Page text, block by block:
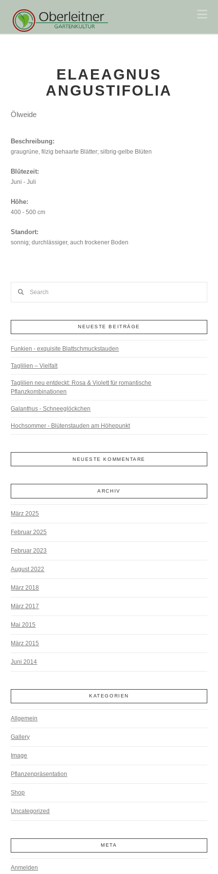
ELAEAGNUS
ANGUSTIFOLIA
Ölweide
Beschreibung:
graugrüne, filzig behaarte Blätter; silbrig-gelbe Blüten
Blütezeit:
Juni - Juli
Höhe:
400 - 500 cm
Standort:
sonnig; durchlässiger, auch trockener Boden
NEUESTE BEITRÄGE
Funkien - exquisite Blattschmuckstauden
Taglilien – Vielfalt
Taglilien neu entdeckt: Rosa & Violett für romantische
Pflanzkombinationen
Galanthus - Schneeglöckchen
Hochsommer - Blütenstauden am Höhepunkt
NEUESTE KOMMENTARE
ARCHIV
März 2025
Februar 2025
Februar 2023
August 2022
März 2018
März 2017
Mai 2015
März 2015
Juni 2014
KATEGORIEN
Allgemein
Gallery
Image
Pflanzenpräsentation
Shop
Uncategorized
META
Anmelden